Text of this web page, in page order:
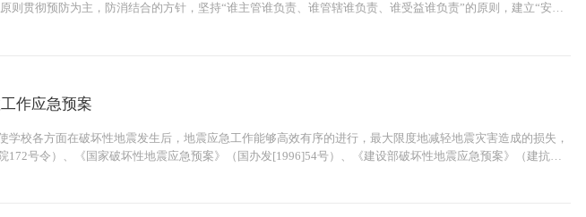
则贯彻预防为主，防消结合的方针，坚持“谁主管谁负责、谁管辖谁负责、谁受益谁负责”的原则，建立“安全
作应急预案
学校各方面在破坏性地震发生后，地震应急工作能够高效有序的进行，最大限度地减轻地震灾害造成的损失，
172号令）、《国家破坏性地震应急预案》（国办发[1996]54号）、《建设部破坏性地震应急预案》（建抗